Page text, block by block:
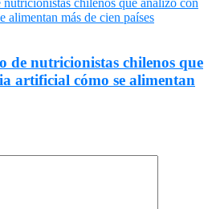
de nutricionistas chilenos que
artificial cómo se alimentan